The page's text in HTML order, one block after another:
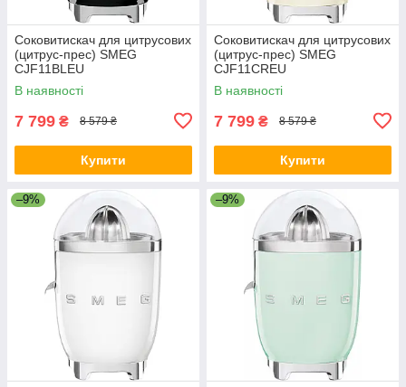
Соковитискач для цитрусових
(цитрус-прес) SMEG
CJF11BLEU
В наявності
7 799 ₴ 8 579 ₴
Купити
Соковитискач для цитрусових
(цитрус-прес) SMEG
CJF11CREU
В наявності
7 799 ₴ 8 579 ₴
Купити
–9% –9%